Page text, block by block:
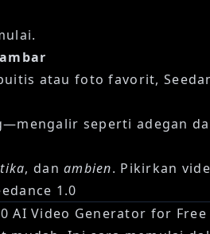
atau foto favorit,
seperti adegan
, danambien. Pikirkan
1.0
AI Video Generator for Free